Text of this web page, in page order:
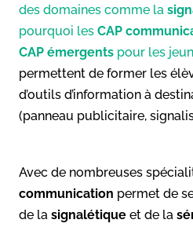
des domaines comme la
pourquoi les CAP
CAP émergents pour les
permettent de former les
d’outils d’information à
(panneau publicitaire,
Avec de nombreuses
communication permet de
de la signalétique et de la